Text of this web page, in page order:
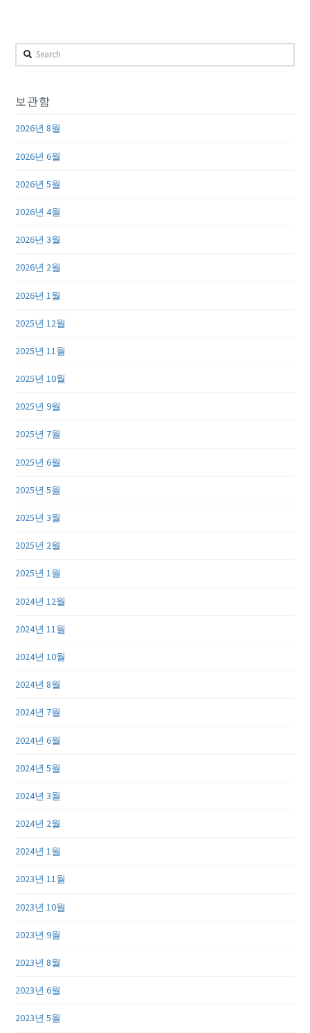
Search
보관함
2026년 8월
2026년 6월
2026년 5월
2026년 4월
2026년 3월
2026년 2월
2026년 1월
2025년 12월
2025년 11월
2025년 10월
2025년 9월
2025년 7월
2025년 6월
2025년 5월
2025년 3월
2025년 2월
2025년 1월
2024년 12월
2024년 11월
2024년 10월
2024년 8월
2024년 7월
2024년 6월
2024년 5월
2024년 3월
2024년 2월
2024년 1월
2023년 11월
2023년 10월
2023년 9월
2023년 8월
2023년 6월
2023년 5월